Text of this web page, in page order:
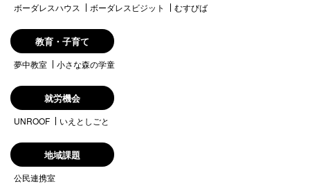
ボーダレスハウス ボーダレスビジット むすびば
教育・子育て
夢中教室 小さな森の学童
就労機会
UNROOF いえとしごと
地域課題
公民連携室